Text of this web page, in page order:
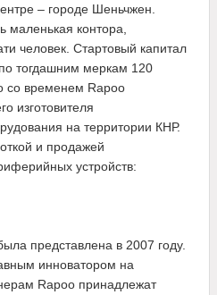
– городе Шеньчжен.
маленькая контора,
человек. Стартовый капитал
тогдашним меркам 120
со временем Rapoo
изготовителя
на территории КНР.
и продажей
устройств:
представлена в 2007 году.
инноватором на
Rapoo принадлежат